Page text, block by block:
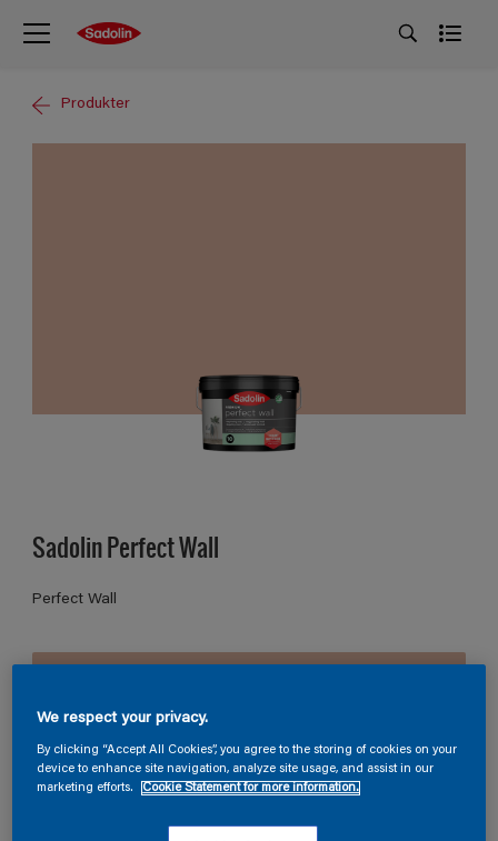
Produkter
Sadolin Perfect Wall
Perfect Wall
Størrelse
We respect your privacy.
By clicking “Accept All Cookies”, you agree to the storing of cookies on your
device to enhance site navigation, analyze site usage, and assist in our
marketing efforts.
Cookie Statement for more information.